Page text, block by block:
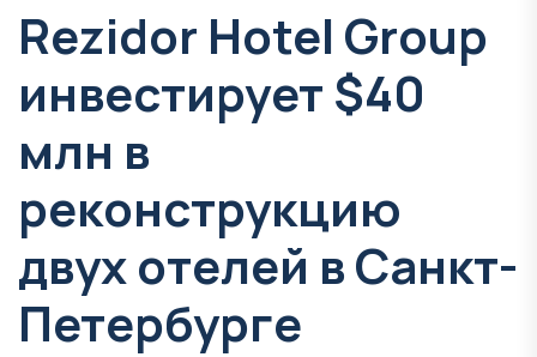
Rezidor Hotel Group
инвестирует $40
млн в
реконструкцию
двух отелей в Санкт-
Петербурге